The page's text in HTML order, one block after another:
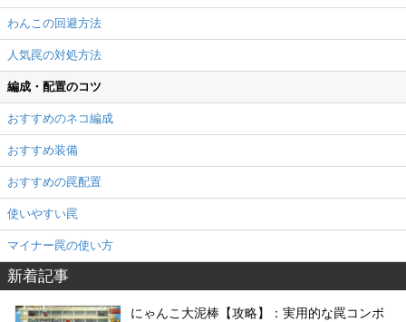
わんこの回避方法
人気罠の対処方法
編成・配置のコツ
おすすめのネコ編成
おすすめ装備
おすすめの罠配置
使いやすい罠
マイナー罠の使い方
新着記事
にゃんこ大泥棒【攻略】：実用的な罠コンボ